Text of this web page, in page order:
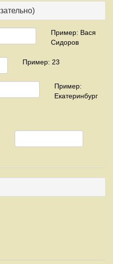
Пример: Вася
Сидоров
Пример: 23
Пример:
Екатеринбург